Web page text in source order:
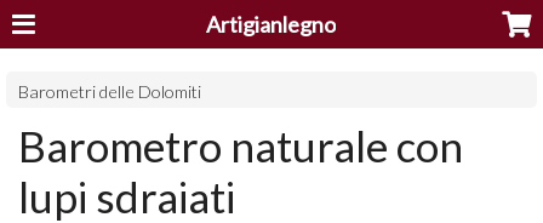
Artigianlegno
Barometri delle Dolomiti
Barometro naturale con
lupi sdraiati